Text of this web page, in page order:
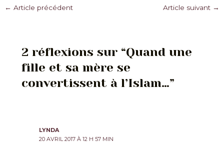
Navigation
← Article précédent Article suivant →
2 réflexions sur “Quand une
fille et sa mère se
convertissent à l’Islam…”
LYNDA
20 AVRIL 2017 À 12 H 57 MIN